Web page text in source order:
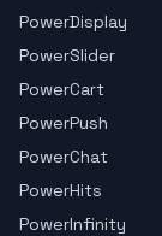
PowerDisplay
PowerSlider
PowerCart
PowerPush
PowerChat
PowerHits
PowerInfinity